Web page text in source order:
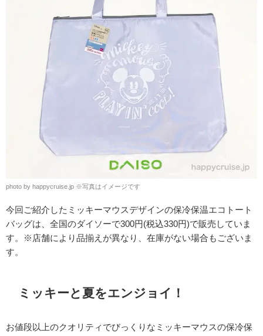
photo by happycruise.jp ※写真はイメージです
今回ご紹介したミッキーマウスデザインの保冷保温エコトート
バッグは、 全国のダイソーで300円(税込330円)で販売していま
す。※店舗により品揃えが異なり、在庫がない場合もございま
す。
ミッキーと夏をエンジョイ！
お値段以上のクオリティでびっくりなミッキーマウスの保冷保